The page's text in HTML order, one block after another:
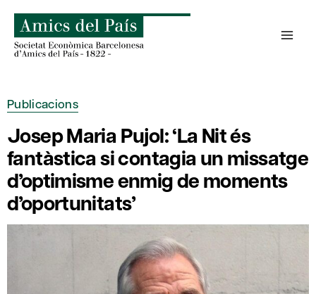
content
Publicacions
Josep Maria Pujol: ‘La Nit és
fantàstica si contagia un missatge
d’optimisme enmig de moments
d’oportunitats’